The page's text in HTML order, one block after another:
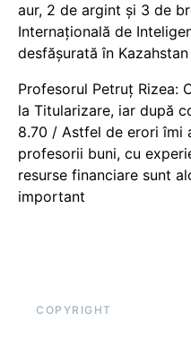
aur, 2 de argint și 3 de
Internațională de
desfășurată în Kazahstan
Profesorul Petruț Rizea:
la Titularizare, iar după
8.70 / Astfel de erori îmi
profesorii buni, cu
resurse financiare sunt
important
COPYRIGHT